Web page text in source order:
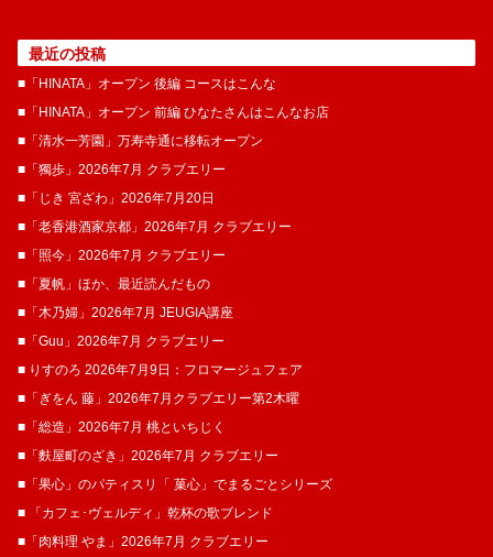
最近の投稿
■「HINATA」オープン 後編 コースはこんな
■「HINATA」オープン 前編 ひなたさんはこんなお店
■「清水一芳園」万寿寺通に移転オープン
■「獨歩」2026年7月 クラブエリー
■「じき 宮ざわ」2026年7月20日
■「老香港酒家京都」2026年7月 クラブエリー
■「照今」2026年7月 クラブエリー
■「夏帆」ほか、最近読んだもの
■「木乃婦」2026年7月 JEUGIA講座
■「Guu」2026年7月 クラブエリー
■ りすのろ 2026年7月9日：フロマージュフェア
■「ぎをん 藤」2026年7月クラブエリー第2木曜
■「総造」2026年7月 桃といちじく
■「麩屋町のざき」2026年7月 クラブエリー
■「果心」のパティスリ「 菓​心」でまるごとシリーズ
■ 「カフェ･ヴェルディ」乾杯の歌ブレンド
■「肉料理 やま」2026年7月 クラブエリー